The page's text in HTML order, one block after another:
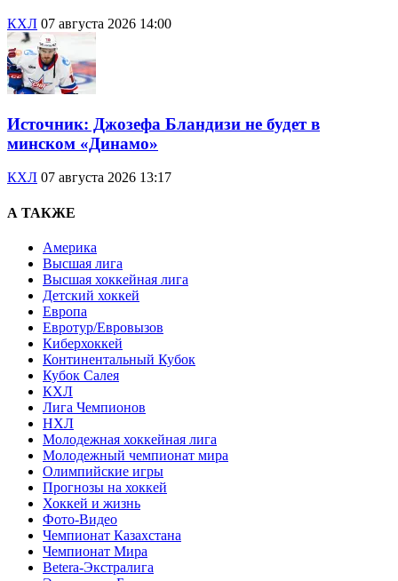
КХЛ 07 августа 2026 14:00
Источник: Джозефа Бландизи не будет в
минском «Динамо»
КХЛ 07 августа 2026 13:17
А ТАКЖЕ
Америка
Высшая лига
Высшая хоккейная лига
Детский хоккей
Европа
Евротур/Евровызов
Киберхоккей
Континентальный Кубок
Кубок Салея
КХЛ
Лига Чемпионов
НХЛ
Молодежная хоккейная лига
Молодежный чемпионат мира
Олимпийские игры
Прогнозы на хоккей
Хоккей и жизнь
Фото-Видео
Чемпионат Казахстана
Чемпионат Мира
Betera-Экстралига